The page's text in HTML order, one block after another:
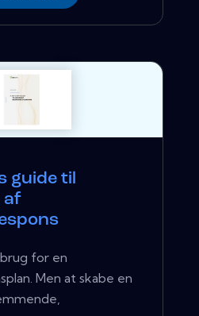
guide til
af
for en
Men at skabe en